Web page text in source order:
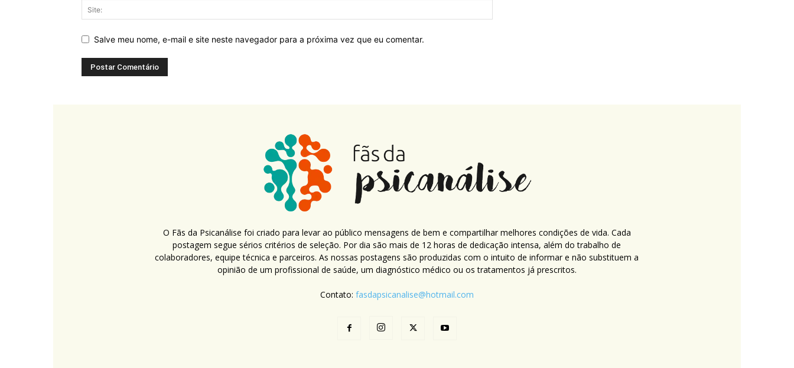
Salve meu nome, e-mail e site neste navegador para a próxima vez que eu comentar.
O Fãs da Psicanálise foi criado para levar ao público mensagens de bem e compartilhar melhores condições de vida. Cada
postagem segue sérios critérios de seleção. Por dia são mais de 12 horas de dedicação intensa, além do trabalho de
colaboradores, equipe técnica e parceiros. As nossas postagens são produzidas com o intuito de informar e não substituem a
opinião de um profissional de saúde, um diagnóstico médico ou os tratamentos já prescritos.
Contato: fasdapsicanalise@hotmail.com